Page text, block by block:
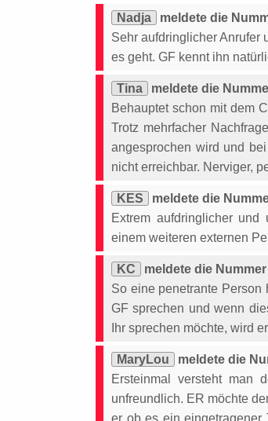
Nadja
meldete die
Sehr aufdringlicher Anrufer
es geht. GF kennt ihn
Tina
meldete die
Behauptet schon mit dem
Trotz mehrfacher
angesprochen wird und
nicht erreichbar. Nerviger,
KES
meldete die
Extrem aufdringlicher und
einem weiteren externen
KC
meldete die
So eine penetrante Person
GF sprechen und wenn
Ihr sprechen möchte, wird
MaryLou
meldete die
Ersteinmal versteht
unfreundlich. ER möchte
er ob es ein eingetragener